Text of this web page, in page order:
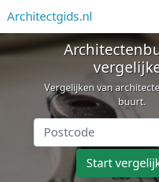
Architectgids.nl
Vergelijken van
buurt.
Start